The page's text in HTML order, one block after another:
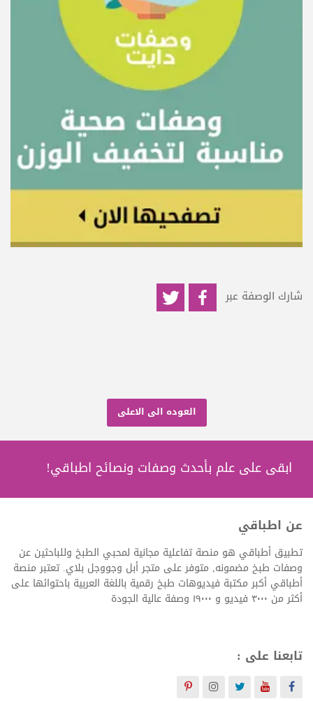
شارك الوصفة عبر
العوده الى الاعلى
ابقى على علم بأحدث وصفات ونصائح اطباقي!
عن اطباقي
تطبيق أطباقي هو منصة تفاعلية مجانية لمحبي الطبخ وللباحثين عن
وصفات طبخ مضمونه, متوفر على متجر أبل وجووجل بلاي. تعتبر منصة
أطباقي أكبر مكتبة فيديوهات طبخ رقمية باللغة العربية باحتوائها على
أكثر من ٣٠٠٠ فيديو و ١٩٠٠٠ وصفة عالية الجودة
تابعنا على :